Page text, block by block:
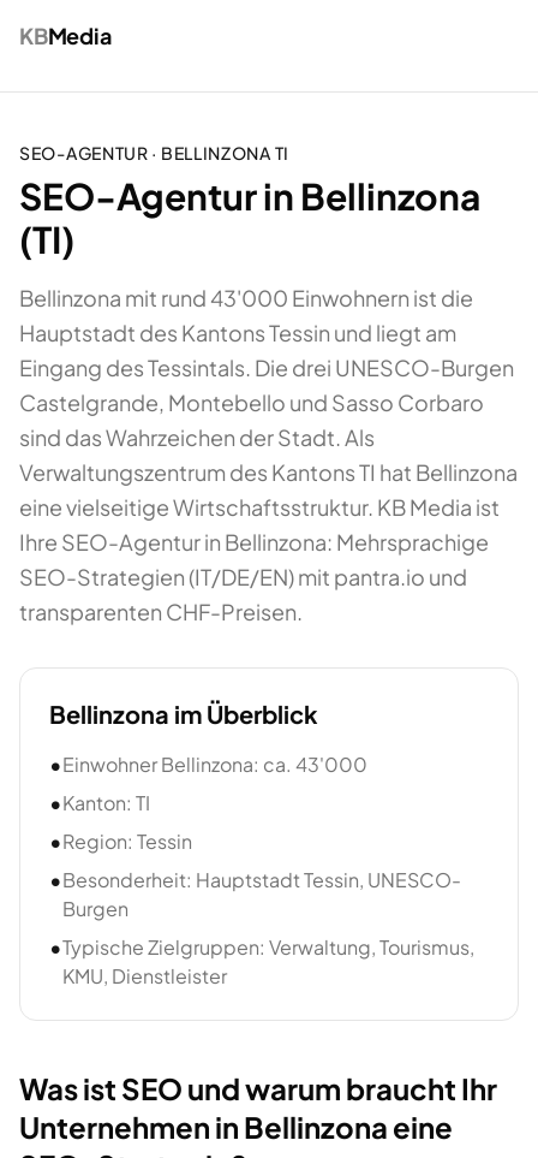
KBMedia
SEO-AGENTUR · BELLINZONA TI
SEO-Agentur in Bellinzona
(TI)
Bellinzona mit rund 43'000 Einwohnern ist die
Hauptstadt des Kantons Tessin und liegt am
Eingang des Tessintals. Die drei UNESCO-Burgen
Castelgrande, Montebello und Sasso Corbaro
sind das Wahrzeichen der Stadt. Als
Verwaltungszentrum des Kantons TI hat Bellinzona
eine vielseitige Wirtschaftsstruktur. KB Media ist
Ihre SEO-Agentur in Bellinzona: Mehrsprachige
SEO-Strategien (IT/DE/EN) mit pantra.io und
transparenten CHF-Preisen.
Bellinzona im Überblick
•Einwohner Bellinzona: ca. 43'000
•Kanton: TI
•Region: Tessin
•Besonderheit: Hauptstadt Tessin, UNESCO-
Burgen
•Typische Zielgruppen: Verwaltung, Tourismus,
KMU, Dienstleister
Was ist SEO und warum braucht Ihr
Unternehmen in Bellinzona eine